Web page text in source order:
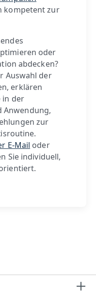
kompetent zur
oder
abdecken?
Auswahl der
erklären
in der
Anwendung,
zur
E-Mail oder
Sie individuell,